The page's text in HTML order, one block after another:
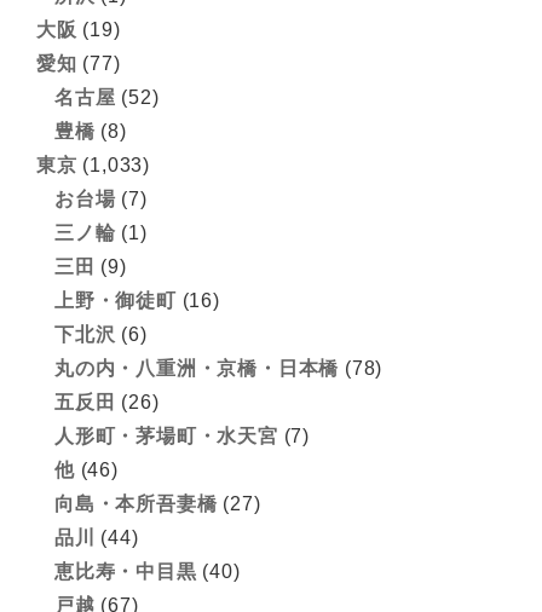
大阪 (19)
愛知 (77)
名古屋 (52)
豊橋 (8)
東京 (1,033)
お台場 (7)
三ノ輪 (1)
三田 (9)
上野・御徒町 (16)
下北沢 (6)
丸の内・八重洲・京橋・日本橋 (78)
五反田 (26)
人形町・茅場町・水天宮 (7)
他(46)
向島・本所吾妻橋 (27)
品川
(44)
恵比寿・中目黒 (40)
戸越 (67)